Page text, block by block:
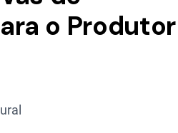
o Produtor